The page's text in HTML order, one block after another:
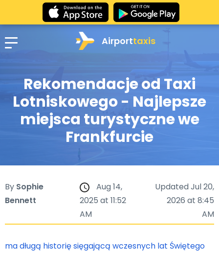
Airporttaxis
Rekomendacje od Taxi
Lotniskowego - Najlepsze
miejsca turystyczne we
Frankfurcie
By Sophie
Bennett
Aug 14,
2025 at 11:52
AM
Updated Jul 20,
2026 at 8:45
AM
ma długą historię sięgającą wczesnych lat Świętego